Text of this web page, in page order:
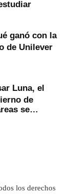
ganó con la
de Unilever
Luna, el
de
se
los derechos